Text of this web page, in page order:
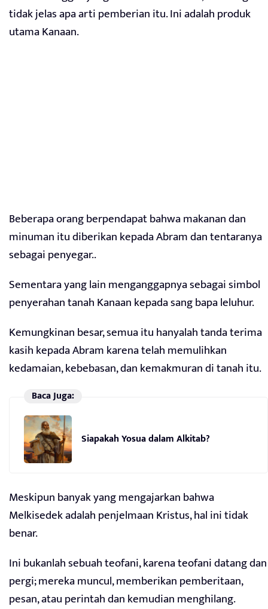
tidak jelas apa arti pemberian itu. Ini adalah produk
utama Kanaan.
Beberapa orang berpendapat bahwa makanan dan
minuman itu diberikan kepada Abram dan tentaranya
sebagai penyegar..
Sementara yang lain menganggapnya sebagai simbol
penyerahan tanah Kanaan kepada sang bapa leluhur.
Kemungkinan besar, semua itu hanyalah tanda terima
kasih kepada Abram karena telah memulihkan
kedamaian, kebebasan, dan kemakmuran di tanah itu.
Baca Juga:
Siapakah Yosua dalam Alkitab?
Meskipun banyak yang mengajarkan bahwa
Melkisedek adalah penjelmaan Kristus, hal ini tidak
benar.
Ini bukanlah sebuah teofani, karena teofani datang dan
pergi; mereka muncul, memberikan pemberitaan,
pesan, atau perintah dan kemudian menghilang.